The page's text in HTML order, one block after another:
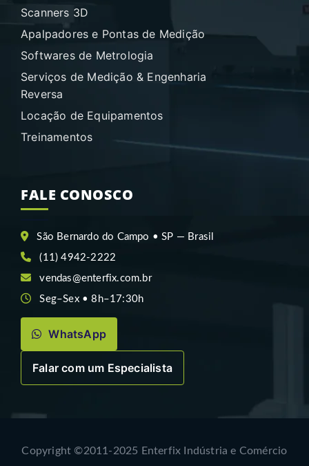
Scanners 3D
Apalpadores e Pontas de Medição
Softwares de Metrologia
Serviços de Medição & Engenharia
Reversa
Locação de Equipamentos
Treinamentos
FALE CONOSCO
São Bernardo do Campo • SP — Brasil
(11) 4942-2222
vendas@enterfix.com.br
Seg–Sex • 8h–17:30h
WhatsApp
Falar com um Especialista
Copyright ©2011-2025 Enterfix Indústria e Comércio